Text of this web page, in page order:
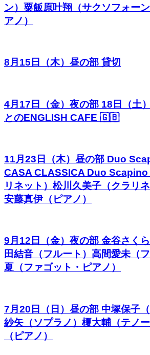
ン）粟飯原叶翔（サクソフォー
アノ）
8月15日（木）昼の部 貸切
4月17日（金）夜の部 18日（土
とのENGLISH CAFE 🇬🇧
11月23日（木）昼の部 Duo
CASA CLASSICA Duo Scapino
リネット）松川久美子（クラリ
安藤真伊（ピアノ）
9月12日（金）夜の部 金谷さく
田結音（フルート）高間愛未（
夏（ファゴット・ピアノ）
7月20日（日）昼の部 中塚保子
紗矢（ソプラノ）榎大輔（テノ
（ピアノ）